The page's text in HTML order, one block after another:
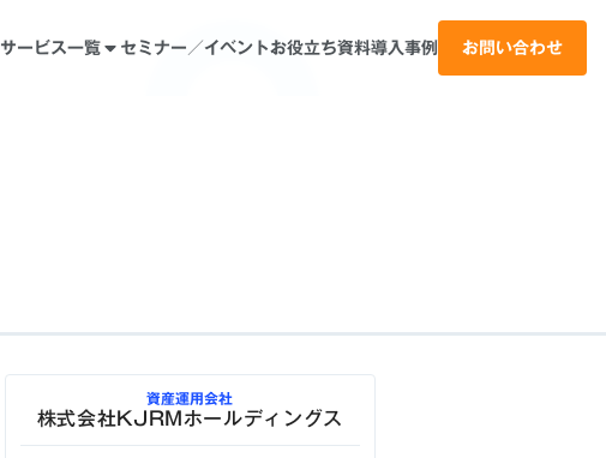
サービス一覧 セミナー／イベントお役立ち資料導入事例 お問い合わせ
資産運用会社
株式会社KJRMホールディングス